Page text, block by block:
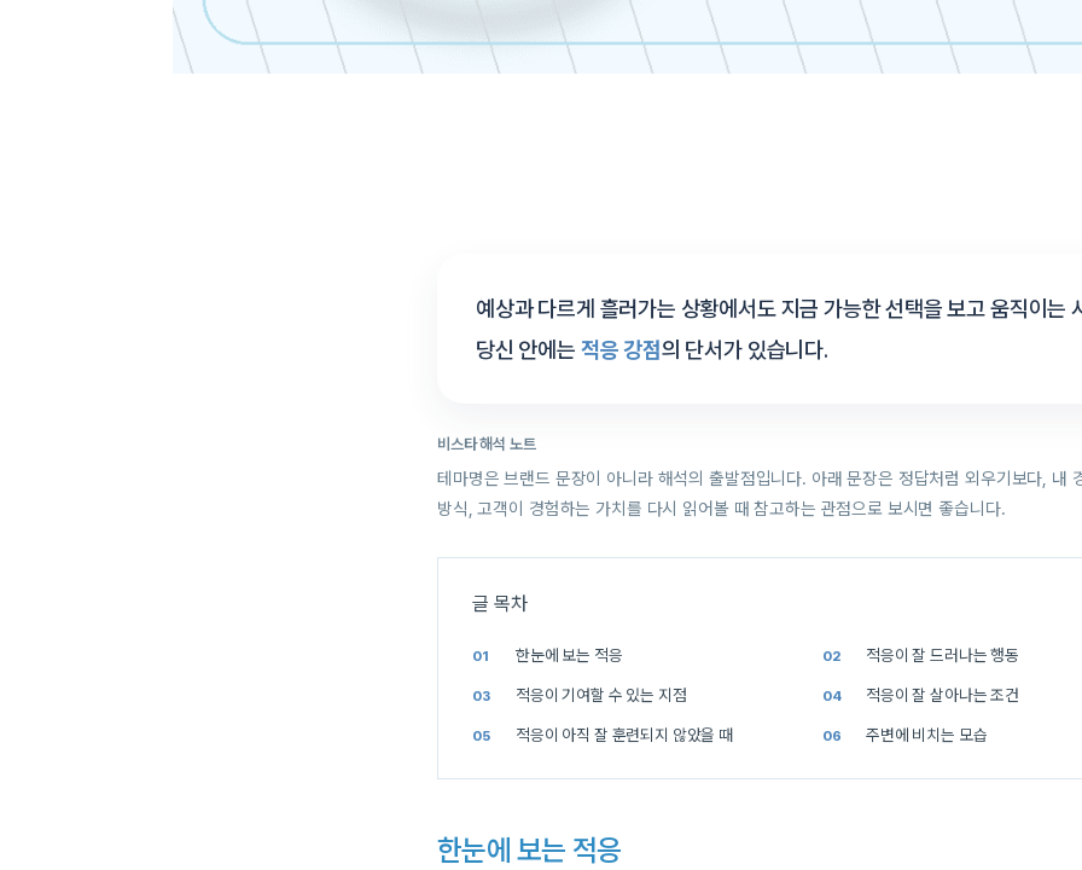
예상과 다르게 흘러가는 상황에서도 지금 가능한 선택을 보고 움직이는
당신 안에는 적응 강점의 단서가 있습니다.
비스타 해석 노트
테마명은 브랜드 문장이 아니라 해석의 출발점입니다. 아래 문장은 정답처럼 외우기보다, 내
방식, 고객이 경험하는 가치를 다시 읽어볼 때 참고하는 관점으로 보시면 좋습니다.
글 목차
한눈에 보는 적응 적응이 잘 드러나는 행동
적응이 기여할 수 있는 지점 적응이 잘 살아나는 조건
적응이 아직 잘 훈련되지 않았을 때 주변에 비치는 모습
한눈에 보는 적응